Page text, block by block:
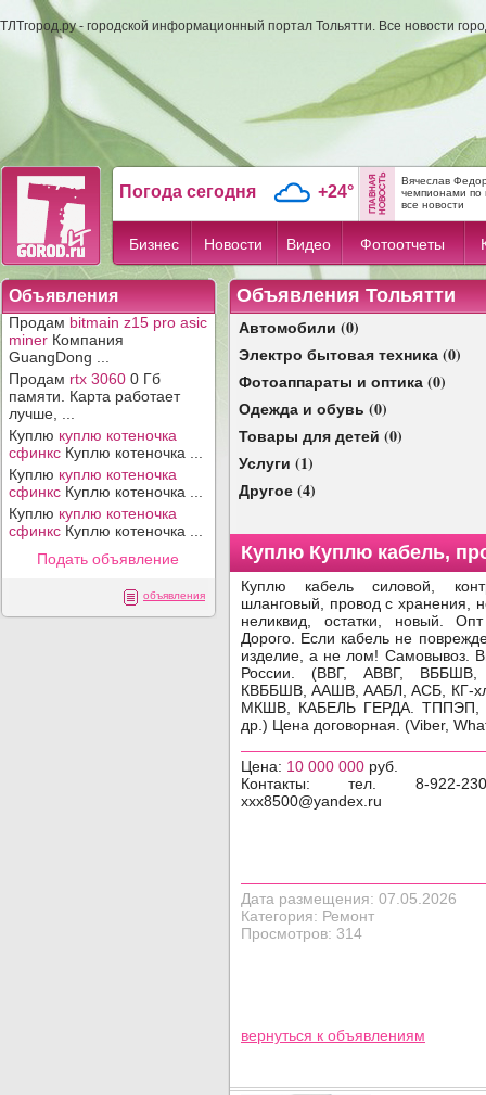
ТЛТгород.ру - городской информационный портал Тольятти. Все новости
Погода сегодня +24°
Вячеслав
чемпионами по
все новости
Бизнес Новости Видео Фотоотчеты
Объявления
Продам bitmain z15 pro asic
miner Компания
GuangDong ...
Продам rtx 3060 0 Гб
памяти. Карта работает
лучше, ...
Куплю куплю котеночка
сфинкс Куплю котеночка ...
Куплю куплю котеночка
сфинкс Куплю котеночка ...
Куплю куплю котеночка
сфинкс Куплю котеночка ...
Подать объявление
объявления
Объявления Тольятти
Автомобили (0)
Электро бытовая техника (0)
Фотоаппараты и оптика (0)
Одежда и обувь (0)
Товары для детей (0)
Услуги (1)
Другое (4)
Куплю Куплю кабель,
Фото объявления
Куплю кабель силовой,
шланговый, провод с хранения,
неликвид, остатки, новый.
Дорого. Если кабель не
изделие, а не лом! Самовывоз.
России. (ВВГ, АВВГ,
КВББШВ, ААШВ, ААБЛ, АСБ, КГ-
МКШВ, КАБЕЛЬ ГЕРДА. ТППЭП,
др.) Цена договорная. (Viber,
Цена: 10 000 000 руб.
Контакты: тел. 8-922-
xxx8500@yandex.ru
Дата размещения: 07.05.2026
Категория: Ремонт
Просмотров: 314
вернуться к объявлениям